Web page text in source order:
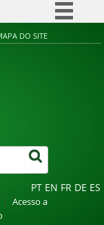
Canais
DO SITE
PT EN FR DE ES
Acesso a